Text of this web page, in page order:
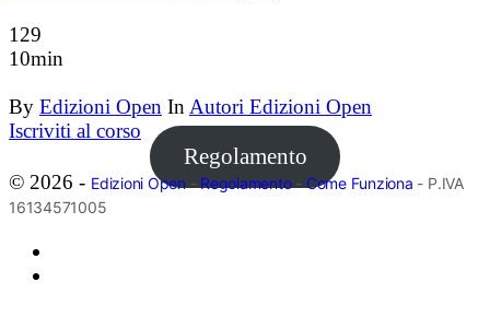
129
10min
By Edizioni Open InAutori Edizioni Open
Iscriviti al corso
Regolamento
© 2026 - Edizioni Open-Regolamento-Come Funziona - P.IVA
16134571005